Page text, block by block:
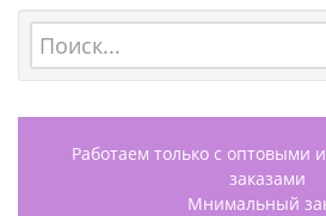
Работаем только с оптовыми
заказами
Мнимальный